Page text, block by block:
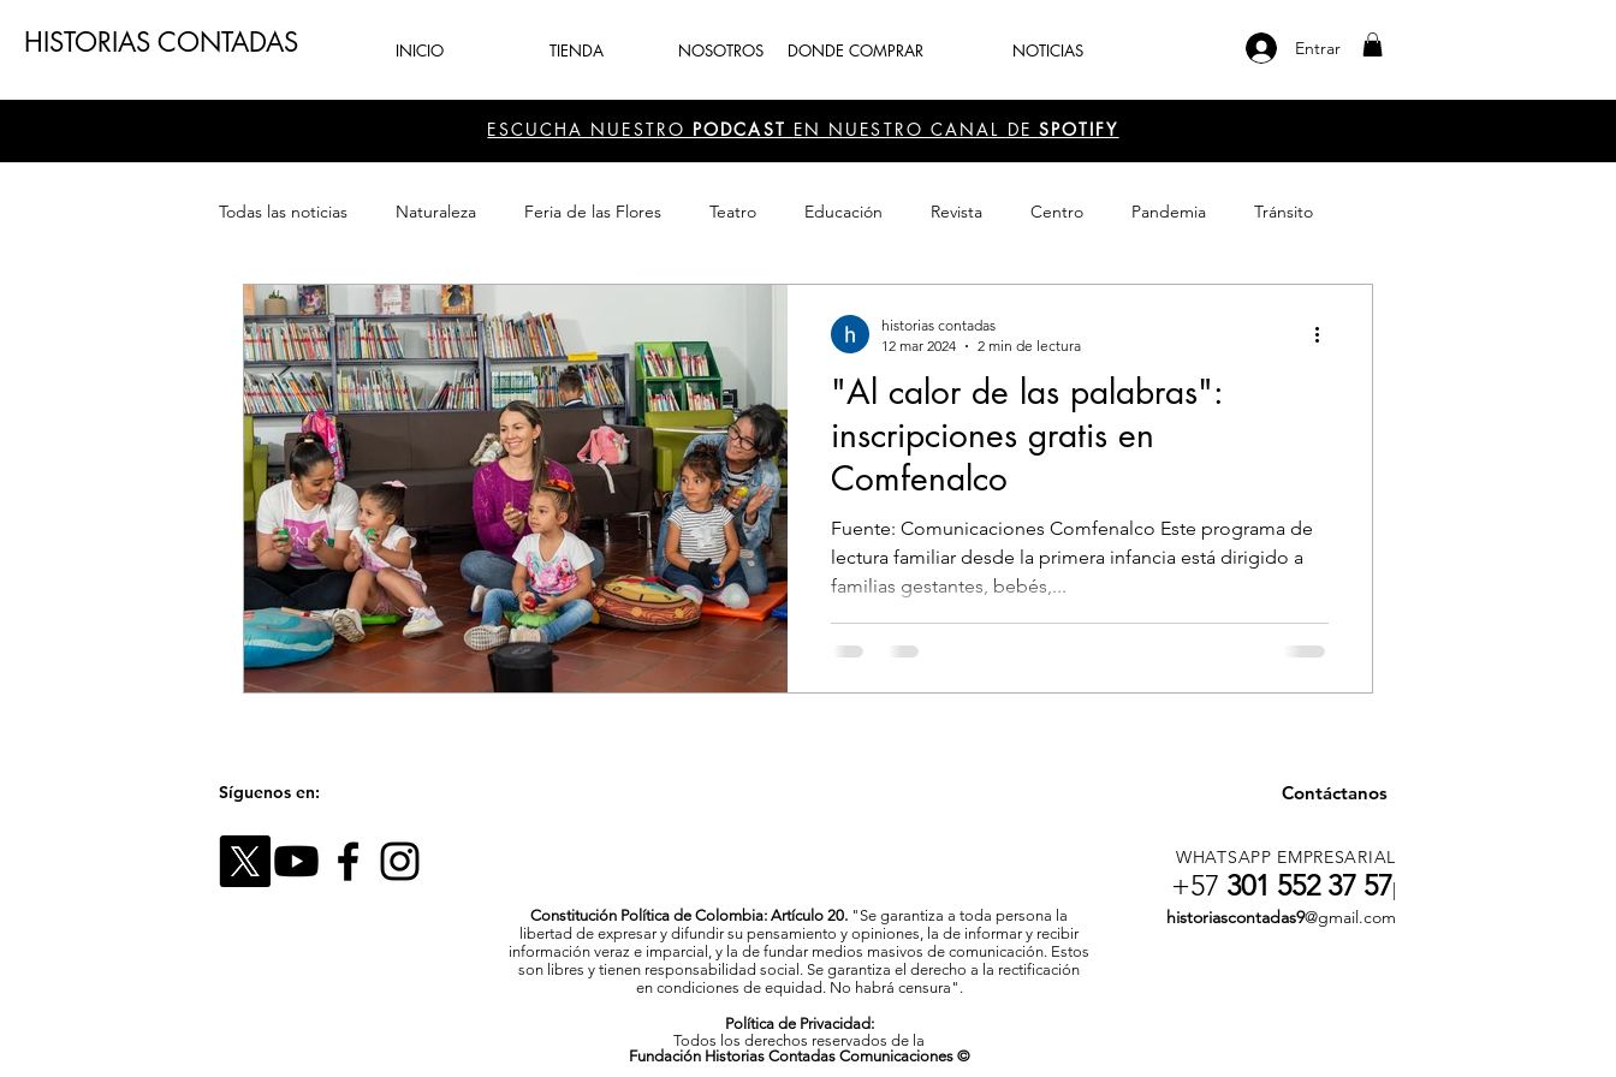
HISTORIAS CONTADAS INICIO TIENDA NOSOTROS DONDE COMPRAR NOTICIAS Entrar
ESCUCHA NUESTRO PODCAST EN NUESTRO CANAL DE SPOTIFY
Todas las noticias Naturaleza Feria de las Flores Teatro Educación Revista Centro Pandemia Tránsito
Teatro Patrimonio Sector Cultura
"Al calor de las palabras":
inscripciones gratis en
Comfenalco
Fuente: Comunicaciones Comfenalco Este programa de
lectura familiar desde la primera infancia está dirigido a
familias gestantes, bebés,...
historias contadas
12 mar 2024
2 min de lectura
Síguenos en: Contáctanos
Constitución Política de Colombia: Artículo 20. "Se garantiza a toda persona la
libertad de expresar y difundir su pensamiento y opiniones, la de informar y recibir
información veraz e imparcial, y la de fundar medios masivos de comunicación. Estos
son libres y tienen responsabilidad social. Se garantiza el derecho a la rectificación
en condiciones de equidad. No habrá censura".
Política de Privacidad:
WHATSAPP EMPRESARIAL
+57 301 552 37 57|
historiascontadas9@gmail.com
Todos los derechos reservados de la
Fundación Historias Contadas Comunicaciones ©